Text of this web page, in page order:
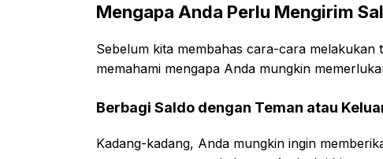
Mengapa Anda Perlu Mengirim
Sebelum kita membahas cara-cara
memahami mengapa Anda mungkin
Berbagi Saldo dengan Teman atau
Kadang-kadang, Anda mungkin ingin